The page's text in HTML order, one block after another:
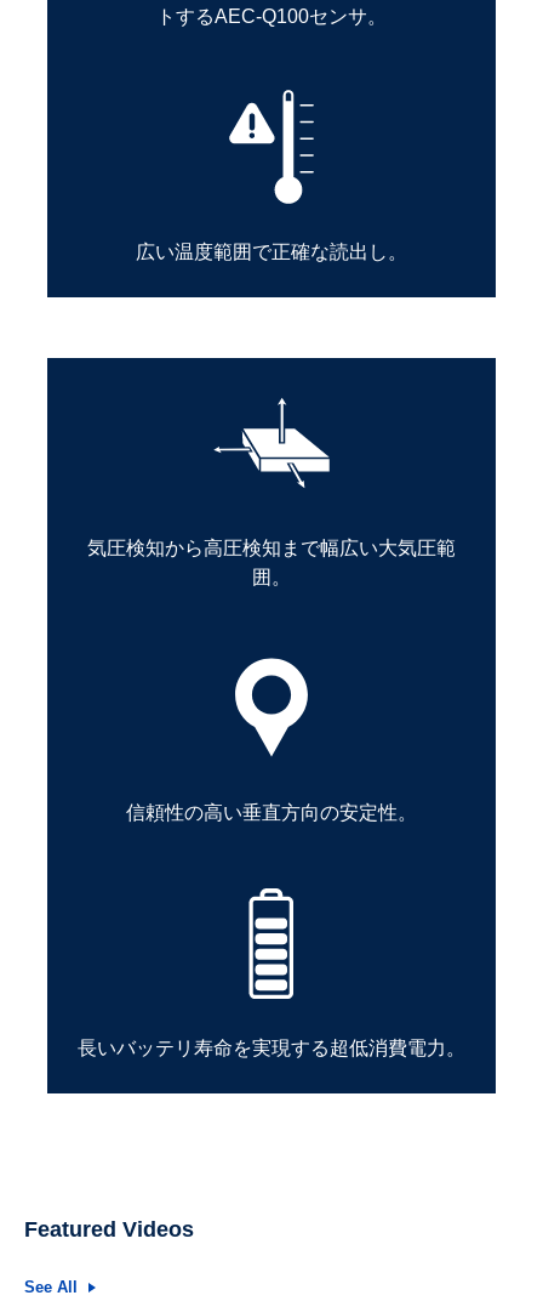
トするAEC-Q100センサ。
広い温度範囲で正確な読出し。
気圧検知から高圧検知まで幅広い大気圧範
囲。
信頼性の高い垂直方向の安定性。
長いバッテリ寿命を実現する超低消費電力。
Featured Videos
See All